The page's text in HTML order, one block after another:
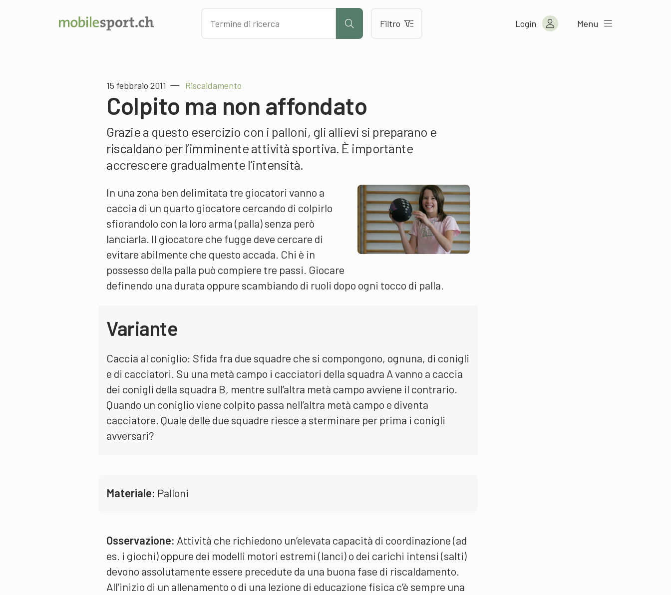
Filtro Login Menu
15 febbraio 2011 Riscaldamento
Colpito ma non affondato
Grazie a questo esercizio con i palloni, gli allievi si preparano e
riscaldano per l’imminente attività sportiva. È importante
accrescere gradualmente l’intensità.
In una zona ben delimitata tre giocatori vanno a
caccia di un quarto giocatore cercando di colpirlo
sfiorandolo con la loro arma (palla) senza però
lanciarla. Il giocatore che fugge deve cercare di
evitare abilmente che questo accada. Chi è in
possesso della palla può compiere tre passi. Giocare
definendo una durata oppure scambiando di ruoli dopo ogni tocco di palla.
Variante
Caccia al coniglio: Sfida fra due squadre che si compongono, ognuna, di conigli
e di cacciatori. Su una metà campo i cacciatori della squadra A vanno a caccia
dei conigli della squadra B, mentre sull’altra metà campo avviene il contrario.
Quando un coniglio viene colpito passa nell’altra metà campo e diventa
cacciatore. Quale delle due squadre riesce a sterminare per prima i conigli
avversari?
Materiale: Palloni
Osservazione: Attività che richiedono un’elevata capacità di coordinazione (ad
es. i giochi) oppure dei modelli motori estremi (lanci) o dei carichi intensi (salti)
devono assolutamente essere precedute da una buona fase di riscaldamento.
All’inizio di un allenamento o di una lezione di educazione fisica c’è sempre una